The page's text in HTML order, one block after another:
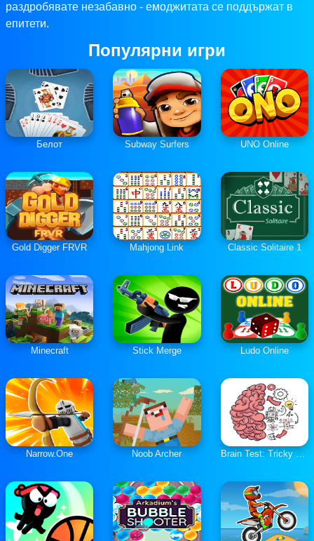
раздробявате незабавно - емоджитата се поддържат в
епитети.
Популярни игри
Белот Subway Surfers UNO Online
Gold Digger FRVR Mahjong Link Classic Solitaire 1
Minecraft Stick Merge Ludo Online
Narrow.One Noob Archer Brain Test: Tricky Puzzles